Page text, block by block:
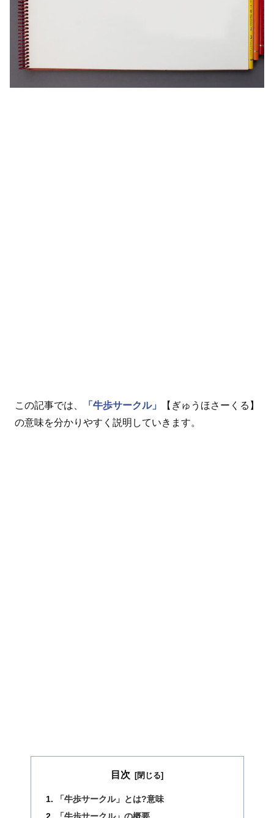
この記事では、 「牛歩サークル」
【ぎゅうほさーくる】
の意味を分かりやすく説明していきます。
目次
「牛歩サークル」とは?意味